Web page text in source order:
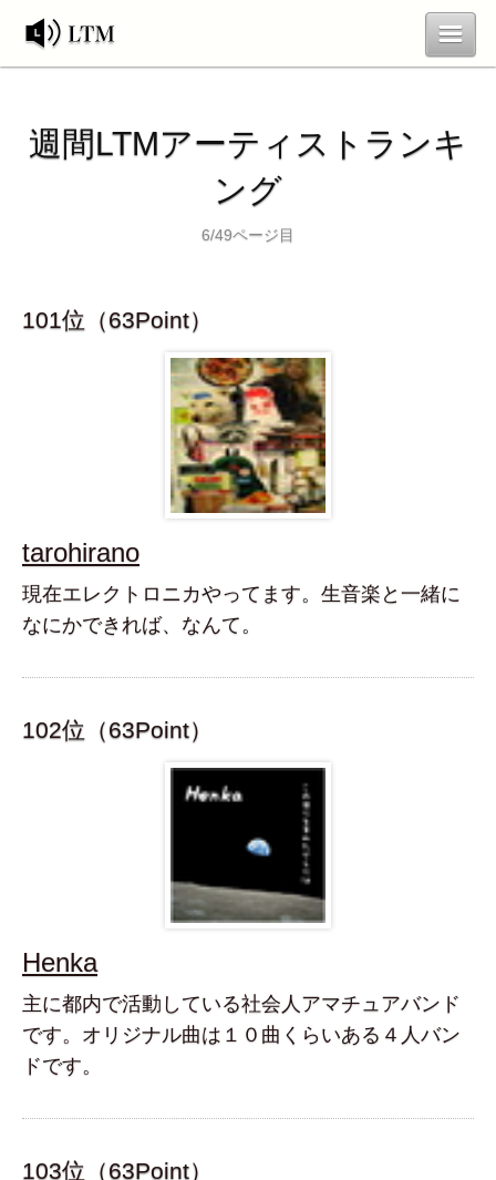
新規登録 ログイン
週間LTMアーティストランキ
ング
6/49ページ目
101位（63Point）
tarohirano
現在エレクトロニカやってます。生音楽と一緒に
なにかできれば、なんて。
102位（63Point）
Henka
主に都内で活動している社会人アマチュアバンド
です。オリジナル曲は１０曲くらいある４人バン
ドです。
103位（63Point）